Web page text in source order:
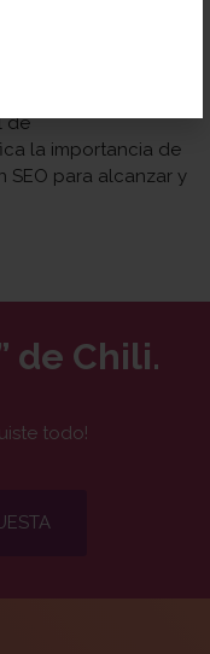
aplicación de
de
la importancia de
para alcanzar y
de Chili.
todo!